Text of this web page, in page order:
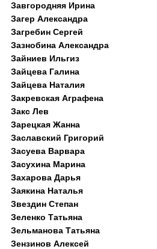
Завгородняя Ирина
Загер Александра
Загребин Сергей
Зазнобина Александра
Зайниев Ильгиз
Зайцева Галина
Зайцева Наталия
Закревская Аграфена
Закс Лев
Зарецкая Жанна
Заславский Григорий
Засуева Варвара
Засухина Марина
Захарова Дарья
Заякина Наталья
Звездин Степан
Зеленко Татьяна
Зельманова Татьяна
Зензинов Алексей